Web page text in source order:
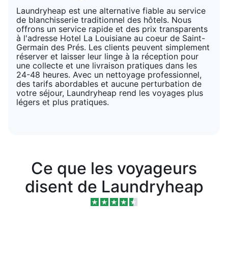
Laundryheap est une alternative fiable au service
de blanchisserie traditionnel des hôtels. Nous
offrons un service rapide et des prix transparents
à l'adresse Hotel La Louisiane au coeur de Saint-
Germain des Prés. Les clients peuvent simplement
réserver et laisser leur linge à la réception pour
une collecte et une livraison pratiques dans les
24-48 heures. Avec un nettoyage professionnel,
des tarifs abordables et aucune perturbation de
votre séjour, Laundryheap rend les voyages plus
légers et plus pratiques.
Ce que les voyageurs
disent de Laundryheap